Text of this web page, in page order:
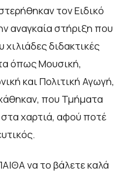
τον Ειδικό
αναγκαία στήριξη που
χιλιάδες διδακτικές
όπως Μουσική,
και Πολιτική Αγωγή,
που Τμήματα
χαρτιά, αφού ποτέ
να το βάλετε καλά